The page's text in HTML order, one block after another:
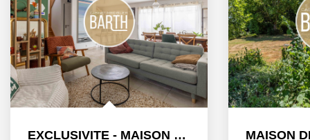
EXCLUSIVITE - MAISON 3 CHAMBRES - JARDIN -...